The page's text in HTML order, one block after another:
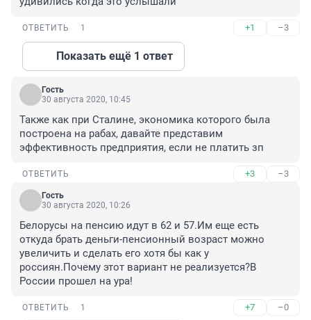
ОТВЕТИТЬ 1 +1 –3
Показать ещё 1 ответ
Гость
30 августа 2020, 10:45
Также как при Сталине, экономика которого была
построена на рабах, давайте представим
эффективность предприятия, если не платить зп
ОТВЕТИТЬ +3 –3
Гость
30 августа 2020, 10:26
Белорусы на пенсию идут в 62 и 57.Им еще есть
откуда брать деньги-пенсионный возраст можно
увеличить и сделать его хотя бы как у
россиян.Почему этот вариант не реализуется?В
России прошел на ура!
ОТВЕТИТЬ 1 +7 –0